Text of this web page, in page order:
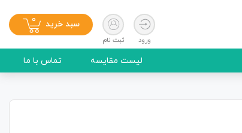
ورود ثبت نام
سبد خرید 0
لیست مقایسه تماس با ما